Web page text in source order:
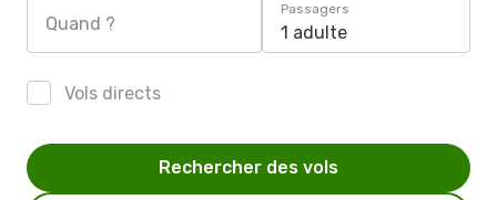
Quand ?
Passagers
1 adulte
Vols directs
Rechercher des vols